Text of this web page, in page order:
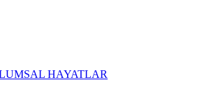
HAYATLAR